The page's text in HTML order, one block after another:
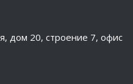
дом 20, строение 7, офис